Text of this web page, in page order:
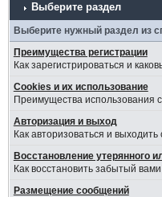
Выберите раздел
Выберите нужный раздел из
Преимущества регистрации
Как зарегистрироваться и
Cookies и их использование
Преимущества использования
Авторизация и выход
Как авторизоваться и
Восстановление утерянного
Как восстановить забытый
Размещение сообщений